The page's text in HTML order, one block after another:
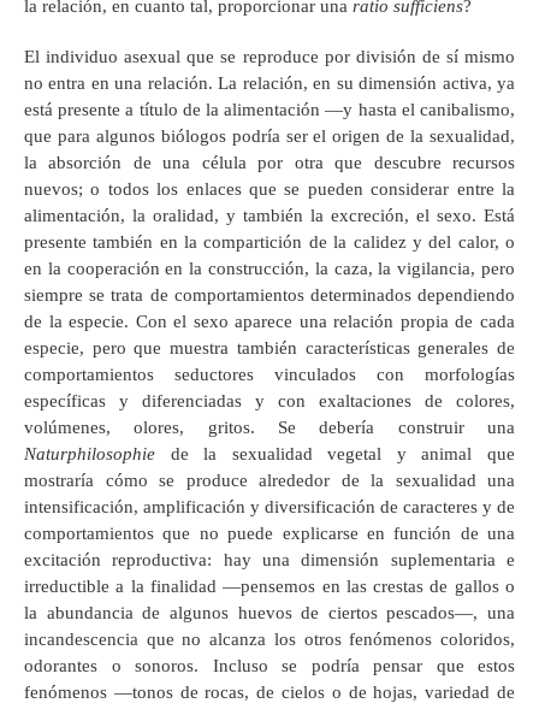
la relación, en cuanto tal, proporcionar una ratio sufficiens?
El individuo asexual que se reproduce por división de sí mismo
no entra en una relación. La relación, en su dimensión activa, ya
está presente a título de la alimentación —y hasta el canibalismo,
que para algunos biólogos podría ser el origen de la sexualidad,
la absorción de una célula por otra que descubre recursos
nuevos; o todos los enlaces que se pueden considerar entre la
alimentación, la oralidad, y también la excreción, el sexo. Está
presente también en la compartición de la calidez y del calor, o
en la cooperación en la construcción, la caza, la vigilancia, pero
siempre se trata de comportamientos determinados dependiendo
de la especie. Con el sexo aparece una relación propia de cada
especie, pero que muestra también características generales de
comportamientos seductores vinculados con morfologías
específicas y diferenciadas y con exaltaciones de colores,
volúmenes, olores, gritos. Se debería construir una
Naturphilosophie de la sexualidad vegetal y animal que
mostraría cómo se produce alrededor de la sexualidad una
intensificación, amplificación y diversificación de caracteres y de
comportamientos que no puede explicarse en función de una
excitación reproductiva: hay una dimensión suplementaria e
irreductible a la finalidad —pensemos en las crestas de gallos o
la abundancia de algunos huevos de ciertos pescados—, una
incandescencia que no alcanza los otros fenómenos coloridos,
odorantes o sonoros. Incluso se podría pensar que estos
fenómenos —tonos de rocas, de cielos o de hojas, variedad de